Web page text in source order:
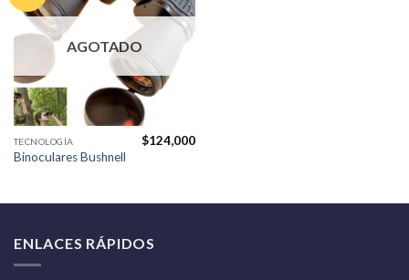
AGOTADO
TECNOLOGÍA
Binoculares Bushnell
$124,000
ENLACES RÁPIDOS